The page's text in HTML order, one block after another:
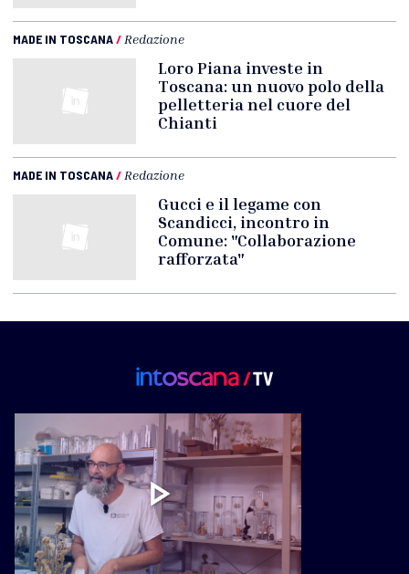
MADE IN TOSCANA/ Redazione
Loro Piana investe in
Toscana: un nuovo polo della
pelletteria nel cuore del
Chianti
MADE IN TOSCANA/ Redazione
Gucci e il legame con
Scandicci, incontro in
Comune: "Collaborazione
rafforzata"